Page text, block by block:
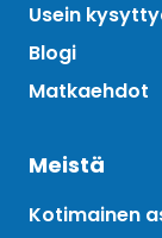
Usein
Blogi
Matkaehdot
Meistä
Kotimainen